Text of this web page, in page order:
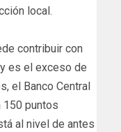
local.
contribuir con
es el exceso de
el Banco Central
150 puntos
al nivel de antes